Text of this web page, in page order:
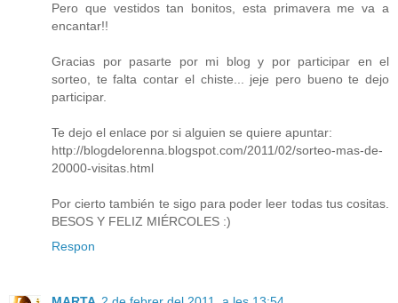
Pero que vestidos tan bonitos, esta primavera me va a
encantar!!
Gracias por pasarte por mi blog y por participar en el
sorteo, te falta contar el chiste... jeje pero bueno te dejo
participar.
Te dejo el enlace por si alguien se quiere apuntar:
http://blogdelorenna.blogspot.com/2011/02/sorteo-mas-de-
20000-visitas.html
Por cierto también te sigo para poder leer todas tus cositas.
BESOS Y FELIZ MIÉRCOLES :)
Respon